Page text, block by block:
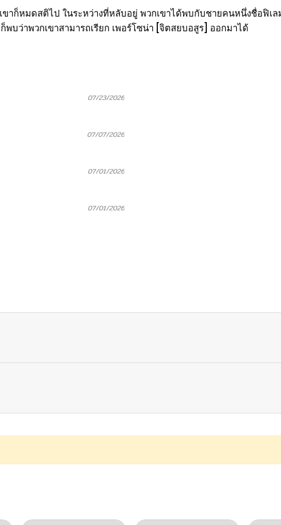
ขาก็หมดสติไป ในระหว่างที่หลับอยู่ พวกเขาได้พบกับชายคนหนึ่งชื่อฟิเ
บว่าพวกเขาสามารถเรียก เพอร์โซน่า [จิตสยบอสูร] ออกมาได้
07/23/2026
07/07/2026
07/01/2026
07/01/2026